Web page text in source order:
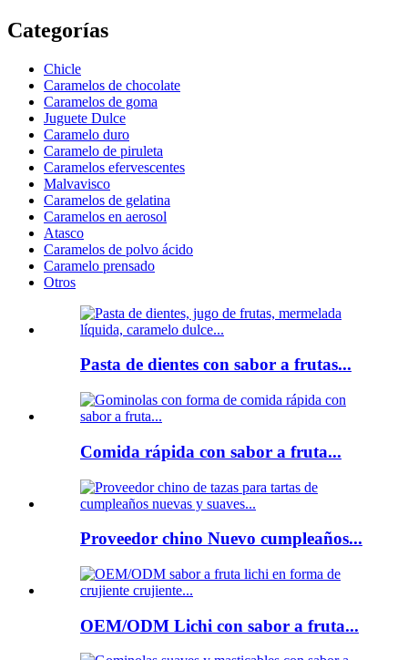
Categorías
Chicle
Caramelos de chocolate
Caramelos de goma
Juguete Dulce
Caramelo duro
Caramelo de piruleta
Caramelos efervescentes
Malvavisco
Caramelos de gelatina
Caramelos en aerosol
Atasco
Caramelos de polvo ácido
Caramelo prensado
Otros
Pasta de dientes con sabor a frutas...
Comida rápida con sabor a fruta...
Proveedor chino Nuevo cumpleaños...
OEM/ODM Lichi con sabor a fruta...